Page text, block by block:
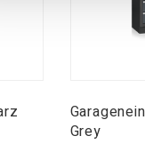
Grey